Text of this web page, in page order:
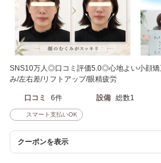
SNS10万人◎口コミ評価5.0◎心地よい小顔矯
み/左右差/リフトアップ/眼精疲労
口コミ 6件 設備 総数1
スマート支払いOK
クーポンを表示